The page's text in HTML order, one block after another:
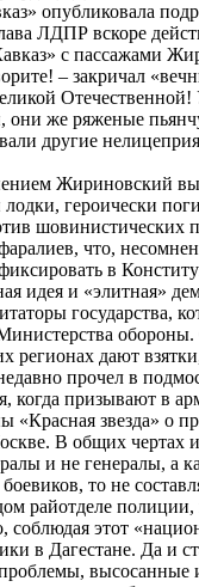
опубликовала
ЛДПР вскоре
с пассажами
– закричал
же ряженые
другие
Жириновский
героически
что,
в
идея и «элитная»
государства,
регионах дают
прочел в
когда призывают
звезда» о
В общих чертах
и не генералы, а
то не
райотделе
соблюдая этот
в Дагестане. Да и
высосанные